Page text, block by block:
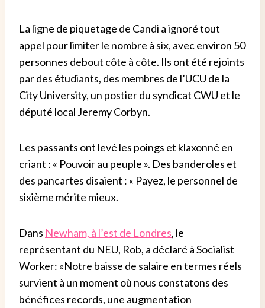
La ligne de piquetage de Candi a ignoré tout
appel pour limiter le nombre à six, avec environ 50
personnes debout côte à côte. Ils ont été rejoints
par des étudiants, des membres de l’UCU de la
City University, un postier du syndicat CWU et le
député local Jeremy Corbyn.
Les passants ont levé les poings et klaxonné en
criant : « Pouvoir au peuple ». Des banderoles et
des pancartes disaient : « Payez, le personnel de
sixième mérite mieux.
Dans Newham, à l’est de Londres, le
représentant du NEU, Rob, a déclaré à Socialist
Worker: «Notre baisse de salaire en termes réels
survient à un moment où nous constatons des
bénéfices records, une augmentation